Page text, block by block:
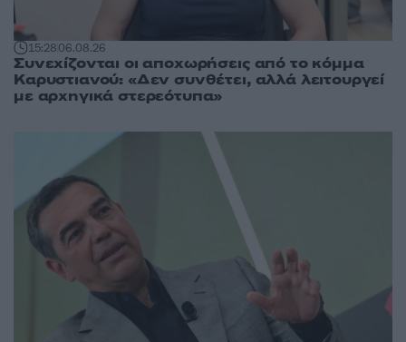
15:2806.08.26
Συνεχίζονται οι αποχωρήσεις από το κόμμα
Καρυστιανού: «Δεν συνθέτει, αλλά λειτουργεί
με αρχηγικά στερεότυπα»